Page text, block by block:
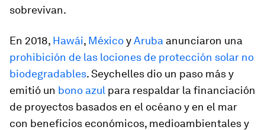
sobrevivan.
En 2018, Hawái, MéxicoyAruba anunciaron una
prohibición de las lociones de protección solar no
biodegradables. Seychelles dio un paso más y
emitió un bono azul para respaldar la financiación
de proyectos basados en el océano y en el mar
con beneficios económicos, medioambientales y